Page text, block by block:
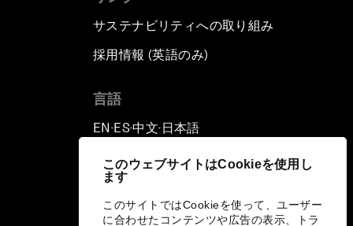
このウェブサイトはCookieを使用し
ます
このサイトではCookieを使って、ユーザー
に合わせたコンテンツや広告の表示、トラ
サステナビリティへの取り組み
採用情報 (英語のみ)
言語
EN ▪ ES▪中文▪ 日本語